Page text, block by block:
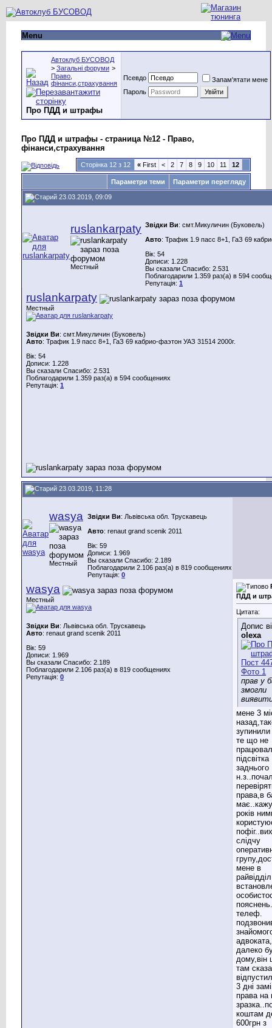
Menu
Автоклуб БУСОВОД
> Загальні форуми >
Право,
фінанси,страхування
Про ПДД и штрафы
Псевдо
Запам'ятати мене
Пароль
Про ПДД и штрафы - страница №12 - Право,
фінанси,страхування
Сторінка 12 з 12 « First < 2 7 8 9 10 11 12
Параметри теми Параметри перегляду
23.03.2019, 09:09
ruslankarpaty
Местный
Звідки Ви: смт.Микуличин (Буковель)
Авто: Трафик 1.9 пасс 8+1, ГаЗ 69
Вік: 54
Дописи: 1.228
Вы сказали Спасибо: 2.531
Поблагодарили 1.359 раз(а) в 594
Репутація: 1
ruslankarpaty
Местный
Звідки Ви: смт.Микуличин (Буковель)
Авто: Трафик 1.9 пасс 8+1, ГаЗ 69 кабрио-фаэтон УАЗ 31514 2000г.
Вік: 54
Дописи: 1.228
Вы сказали Спасибо: 2.531
Поблагодарили 1.359 раз(а) в 594 сообщениях
Репутація: 1
23.03.2019, 11:28
wasya
Местный
Звідки Ви: Львівська обл. Трускавець
Авто: renaut grand scenik 2011
Вік: 59
Дописи: 1.969
Вы сказали Спасибо: 2.189
Поблагодарили 2.106 раз(а) в 819 сообщениях
Репутація: 0
wasya
Местный
Звідки Ви: Львівська обл. Трускавець
Авто: renaut grand scenik 2011
Вік: 59
Дописи: 1.969
Вы сказали Спасибо: 2.189
Поблагодарили 2.106 раз(а) в 819 сообщениях
Репутація: 0
ПДД и
Цитата:
Допис
olexa
прав у
змогли
мене 3
зупинили
те що не
підсвітка
заднього
права,в
років
слідчу
мене в
телеф.
далеко
дому,він
там
3 дні
права на
коштам
600грн з